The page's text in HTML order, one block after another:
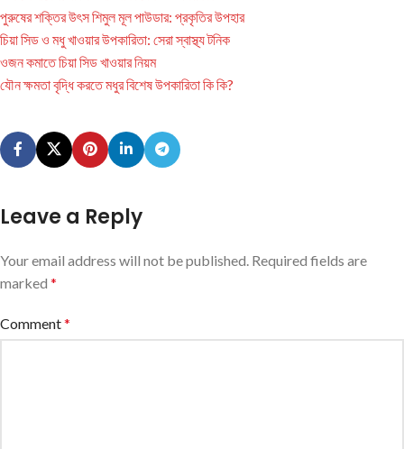
পুরুষের শক্তির উৎস শিমুল মূল পাউডার: প্রকৃতির উপহার
চিয়া সিড ও মধু খাওয়ার উপকারিতা: সেরা স্বাস্থ্য টনিক
ওজন কমাতে চিয়া সিড খাওয়ার নিয়ম
যৌন ক্ষমতা বৃদ্ধি করতে মধুর বিশেষ উপকারিতা কি কি?
Leave a Reply
Your email address will not be published. Required fields are
marked *
Comment*